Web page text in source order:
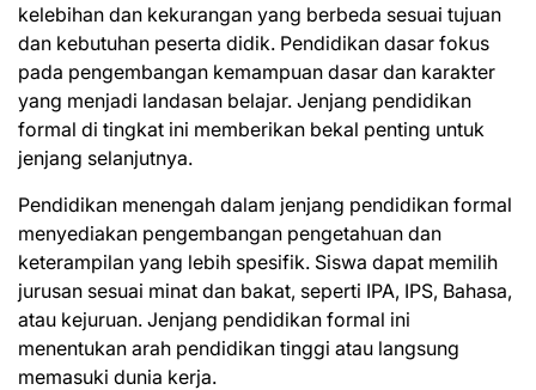
kelebihan dan kekurangan yang berbeda sesuai tujuan
dan kebutuhan peserta didik. Pendidikan dasar fokus
pada pengembangan kemampuan dasar dan karakter
yang menjadi landasan belajar. Jenjang pendidikan
formal di tingkat ini memberikan bekal penting untuk
jenjang selanjutnya.
Pendidikan menengah dalam jenjang pendidikan formal
menyediakan pengembangan pengetahuan dan
keterampilan yang lebih spesifik. Siswa dapat memilih
jurusan sesuai minat dan bakat, seperti IPA, IPS, Bahasa,
atau kejuruan. Jenjang pendidikan formal ini
menentukan arah pendidikan tinggi atau langsung
memasuki dunia kerja.